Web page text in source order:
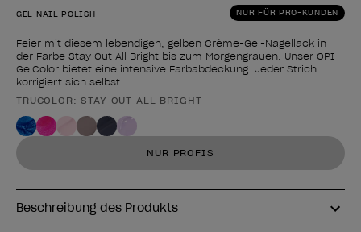
NUR FÜR PRO-KUNDEN
GEL NAIL POLISH
Feier mit diesem lebendigen, gelben Crème-Gel-Nagellack in
der Farbe Stay Out All Bright bis zum Morgengrauen. Unser OPI
GelColor bietet eine intensive Farbabdeckung. Jeder Strich
korrigiert sich selbst.
Form des Produkts
TRUCOLOR: STAY OUT ALL BRIGHT
NUR PROFIS
Beschreibung des Produkts